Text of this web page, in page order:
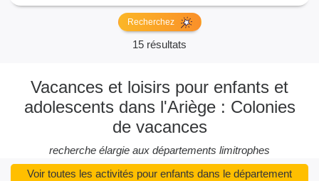
Recherchez
15 résultats
Vacances et loisirs pour enfants et
adolescents dans l'Ariège : Colonies
de vacances
recherche élargie aux départements limitrophes
Voir toutes les activités pour enfants dans le département